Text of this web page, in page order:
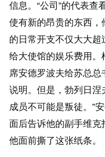
信息。“公司”的代表查
使有新的昂贵的东西
的日常开支不仅大大
给大使馆的娱乐费用
席安德罗波夫给苏总
说明。但是，勃列日涅
成员不可能是叛徒。”
面后告诉他的副手维克
他面前撕了这张纸条。